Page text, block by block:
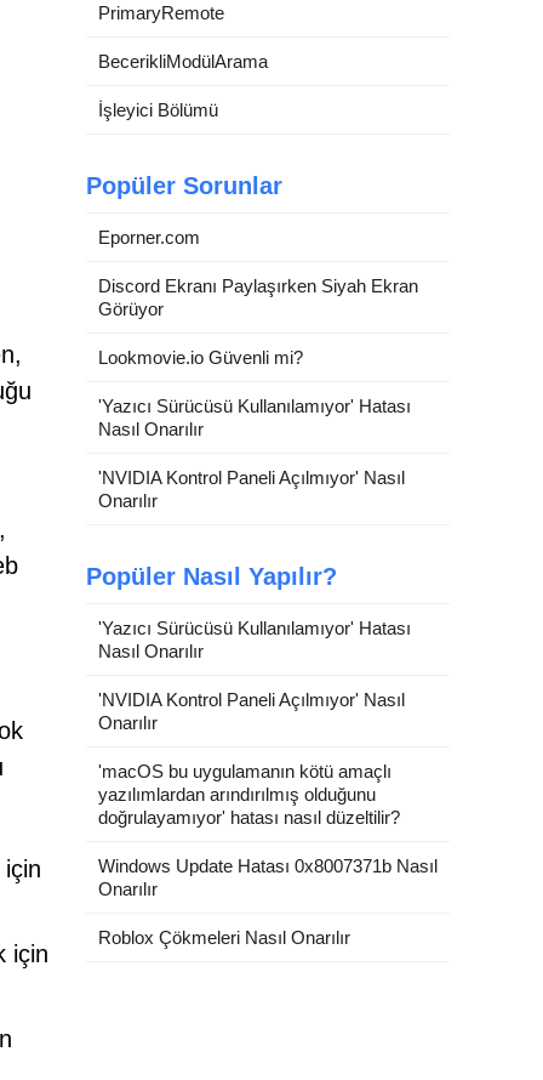
için
için
PrimaryRemote
BecerikliModülArama
İşleyici Bölümü
Popüler Sorunlar
Eporner.com
Discord Ekranı Paylaşırken Siyah Ekran
Görüyor
Lookmovie.io Güvenli mi?
'Yazıcı Sürücüsü Kullanılamıyor' Hatası
Nasıl Onarılır
'NVIDIA Kontrol Paneli Açılmıyor' Nasıl
Onarılır
Popüler Nasıl Yapılır?
'Yazıcı Sürücüsü Kullanılamıyor' Hatası
Nasıl Onarılır
'NVIDIA Kontrol Paneli Açılmıyor' Nasıl
Onarılır
'macOS bu uygulamanın kötü amaçlı
yazılımlardan arındırılmış olduğunu
doğrulayamıyor' hatası nasıl düzeltilir?
Windows Update Hatası 0x8007371b Nasıl
Onarılır
Roblox Çökmeleri Nasıl Onarılır